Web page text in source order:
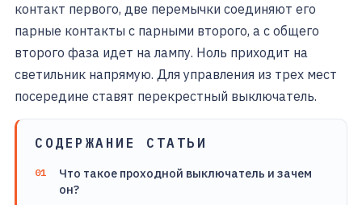
контакт первого, две перемычки соединяют его
парные контакты с парными второго, а с общего
второго фаза идет на лампу. Ноль приходит на
светильник напрямую. Для управления из трех мест
посередине ставят перекрестный выключатель.
СОДЕРЖАНИЕ СТАТЬИ
Что такое проходной выключатель и зачем
он?